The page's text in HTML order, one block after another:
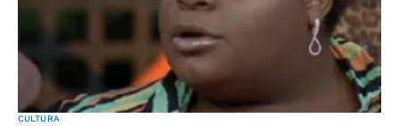
CULTURA